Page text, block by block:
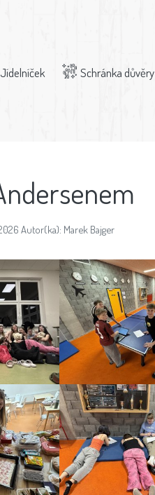
Jídelníček Schránka důvěry
Autor(ka): Marek Bajger